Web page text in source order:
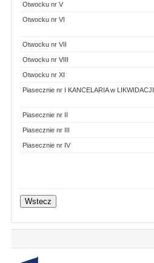
Otwocku nr V
Otwocku nr VI
Otwocku nr VII
Otwocku nr VIII
Otwocku nr XI
Piasecznie nr I KANCELARIA w LIKWIDACJI
Piasecznie nr II
Piasecznie nr III
Piasecznie nr IV